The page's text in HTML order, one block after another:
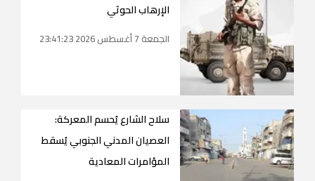
الإرهاب الحوثي
الجمعة 7 أغسطس 2026 23:41:23
سلاح الشارع يُحسم المعركة:
العصيان المدني الجنوبي يُسقط
المؤامرات المعادية